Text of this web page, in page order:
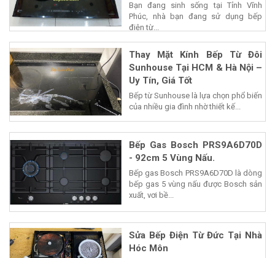
Bạn đang sinh sống tại Tỉnh Vĩnh
Phúc, nhà bạn đang sử dụng bếp
điện từ...
Thay Mặt Kính Bếp Từ Đôi
Sunhouse Tại HCM & Hà Nội –
Uy Tín, Giá Tốt
Bếp từ Sunhouse là lựa chọn phổ biến
của nhiều gia đình nhờ thiết kế...
Bếp Gas Bosch PRS9A6D70D
- 92cm 5 Vùng Nấu.
Bếp gas Bosch PRS9A6D70D là dòng
bếp gas 5 vùng nấu được Bosch sản
xuất, vơi bề...
Sửa Bếp Điện Từ Đức Tại Nhà
Hóc Môn